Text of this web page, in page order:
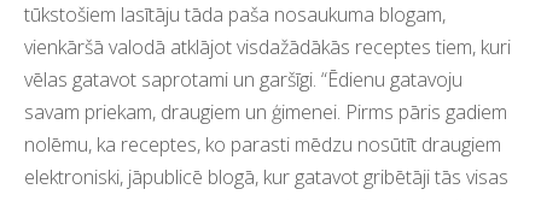
tūkstošiem lasītāju tāda paša nosaukuma blogam,
vienkāršā valodā atklājot visdažādākās receptes tiem, kuri
vēlas gatavot saprotami un garšīgi. “Ēdienu gatavoju
savam priekam, draugiem un ģimenei. Pirms pāris gadiem
nolēmu, ka receptes, ko parasti mēdzu nosūtīt draugiem
elektroniski, jāpublicē blogā, kur gatavot gribētāji tās visas